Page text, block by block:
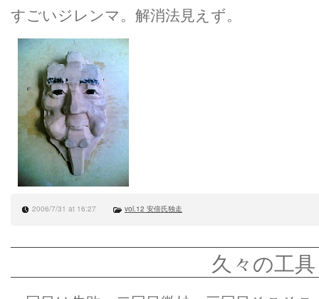
すごいジレンマ。解消法見えず。
2006/7/31 at 16:27 vol.12 安倍氏独走
久々の工具